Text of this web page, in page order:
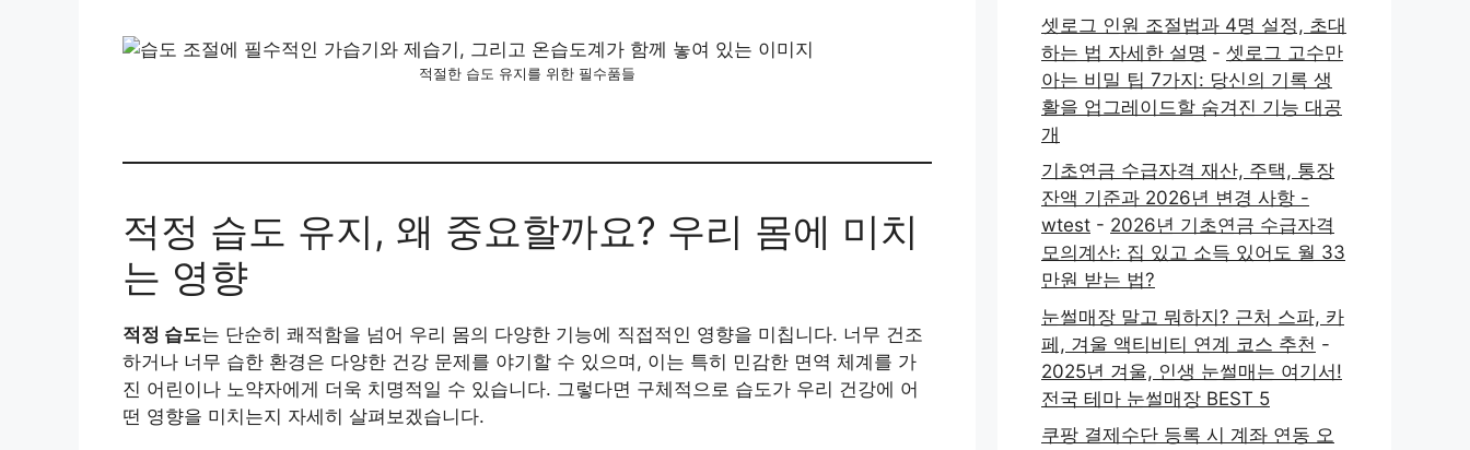
적절한 습도 유지를 위한 필수품들
적정 습도 유지, 왜 중요할까요? 우리 몸에 미치
는 영향
적정 습도는 단순히 쾌적함을 넘어 우리 몸의 다양한 기능에 직접적인 영향을 미칩니다. 너무 건조
하거나 너무 습한 환경은 다양한 건강 문제를 야기할 수 있으며, 이는 특히 민감한 면역 체계를 가
진 어린이나 노약자에게 더욱 치명적일 수 있습니다. 그렇다면 구체적으로 습도가 우리 건강에 어
떤 영향을 미치는지 자세히 살펴보겠습니다.
셋로그 인원 조절법과 4명 설정, 초대
하는 법 자세한 설명 - 셋로그 고수만
아는 비밀 팁 7가지: 당신의 기록 생
활을 업그레이드할 숨겨진 기능 대공
개
기초연금 수급자격 재산, 주택, 통장
잔액 기준과 2026년 변경 사항 -
wtest - 2026년 기초연금 수급자격
모의계산: 집 있고 소득 있어도 월 33
만원 받는 법?
눈썰매장 말고 뭐하지? 근처 스파, 카
페, 겨울 액티비티 연계 코스 추천 -
2025년 겨울, 인생 눈썰매는 여기서!
전국 테마 눈썰매장 BEST 5
쿠팡 결제수단 등록 시 계좌 연동 오